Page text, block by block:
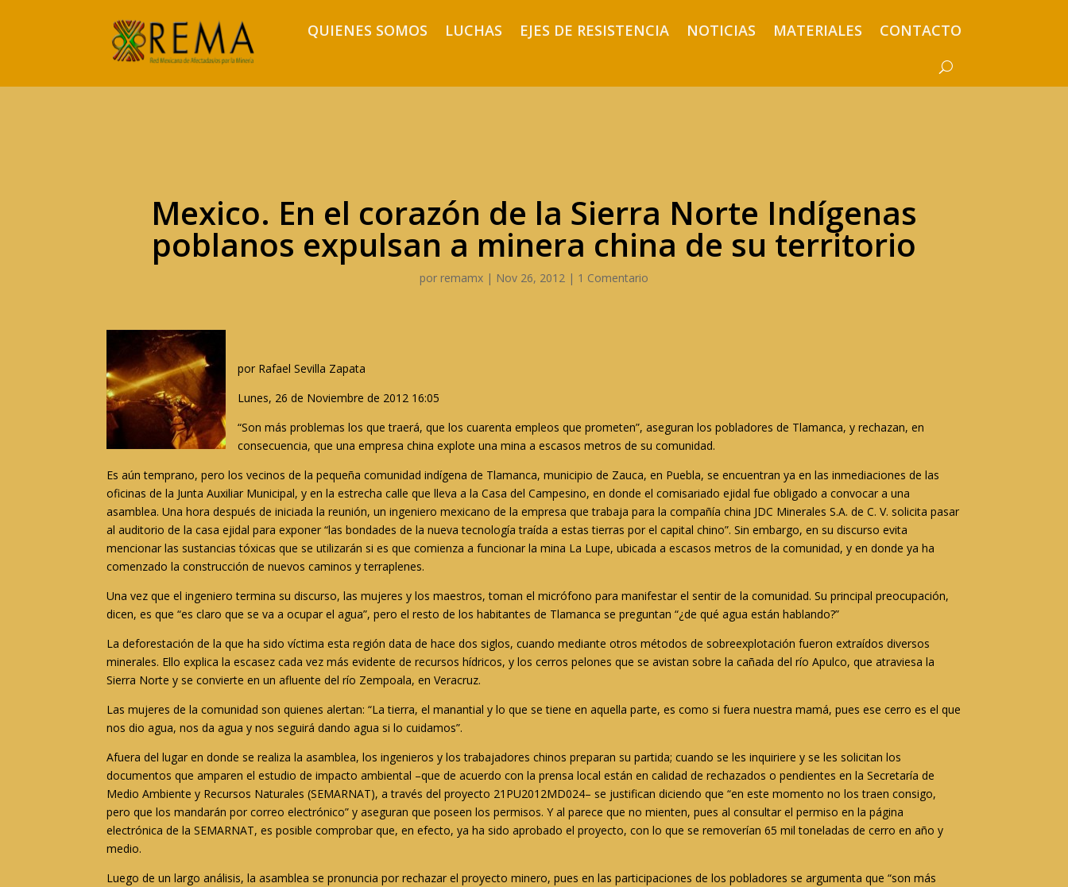
QUIENES SOMOS LUCHAS EJES DE RESISTENCIA NOTICIAS MATERIALES CONTACTO
Mexico. En el corazón de la Sierra Norte Indígenas
poblanos expulsan a minera china de su territorio
por remamx | Nov 26, 2012 | 1 Comentario
por Rafael Sevilla Zapata
Lunes, 26 de Noviembre de 2012 16:05
“Son más problemas los que traerá, que los cuarenta empleos que prometen”, aseguran los pobladores de Tlamanca, y rechazan, en
consecuencia, que una empresa china explote una mina a escasos metros de su comunidad.
Es aún temprano, pero los vecinos de la pequeña comunidad indígena de Tlamanca, municipio de Zauca, en Puebla, se encuentran ya en las inmediaciones de las
oficinas de la Junta Auxiliar Municipal, y en la estrecha calle que lleva a la Casa del Campesino, en donde el comisariado ejidal fue obligado a convocar a una
asamblea. Una hora después de iniciada la reunión, un ingeniero mexicano de la empresa que trabaja para la compañía china JDC Minerales S.A. de C. V. solicita pasar
al auditorio de la casa ejidal para exponer “las bondades de la nueva tecnología traída a estas tierras por el capital chino”. Sin embargo, en su discurso evita
mencionar las sustancias tóxicas que se utilizarán si es que comienza a funcionar la mina La Lupe, ubicada a escasos metros de la comunidad, y en donde ya ha
comenzado la construcción de nuevos caminos y terraplenes.
Una vez que el ingeniero termina su discurso, las mujeres y los maestros, toman el micrófono para manifestar el sentir de la comunidad. Su principal preocupación,
dicen, es que “es claro que se va a ocupar el agua”, pero el resto de los habitantes de Tlamanca se preguntan “¿de qué agua están hablando?”
La deforestación de la que ha sido víctima esta región data de hace dos siglos, cuando mediante otros métodos de sobreexplotación fueron extraídos diversos
minerales. Ello explica la escasez cada vez más evidente de recursos hídricos, y los cerros pelones que se avistan sobre la cañada del río Apulco, que atraviesa la
Sierra Norte y se convierte en un afluente del río Zempoala, en Veracruz.
Las mujeres de la comunidad son quienes alertan: “La tierra, el manantial y lo que se tiene en aquella parte, es como si fuera nuestra mamá, pues ese cerro es el que
nos dio agua, nos da agua y nos seguirá dando agua si lo cuidamos”.
Afuera del lugar en donde se realiza la asamblea, los ingenieros y los trabajadores chinos preparan su partida; cuando se les inquiriere y se les solicitan los
documentos que amparen el estudio de impacto ambiental –que de acuerdo con la prensa local están en calidad de rechazados o pendientes en la Secretaría de
Medio Ambiente y Recursos Naturales (SEMARNAT), a través del proyecto 21PU2012MD024– se justifican diciendo que “en este momento no los traen consigo,
pero que los mandarán por correo electrónico” y aseguran que poseen los permisos. Y al parece que no mienten, pues al consultar el permiso en la página
electrónica de la SEMARNAT, es posible comprobar que, en efecto, ya ha sido aprobado el proyecto, con lo que se removerían 65 mil toneladas de cerro en año y
medio.
Luego de un largo análisis, la asamblea se pronuncia por rechazar el proyecto minero, pues en las participaciones de los pobladores se argumenta que “son más